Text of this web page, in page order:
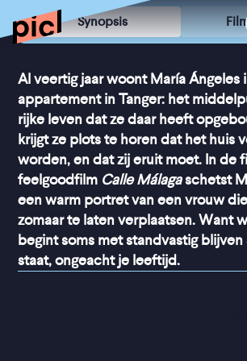
Synopsis
Al veertig jaar woont María Ángeles
appartement in Tanger: het
rijke leven dat ze daar heeft
krijgt ze plots te horen dat het huis
worden, en dat zij eruit moet. In de
feelgoodfilm Calle Málagaschetst
een warm portret van een vrouw
zomaar te laten verplaatsen. Want
begint soms met standvastig blijven
staat, ongeacht je leeftijd.